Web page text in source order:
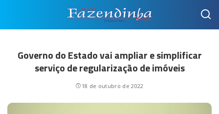
Governo do Estado vai ampliar e simplificar
serviço de regularização de imóveis
18 de outubro de 2022